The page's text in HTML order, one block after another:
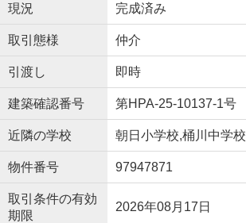
現況 完成済み
取引態様 仲介
引渡し 即時
建築確認番号 第HPA-25-10137-1号
近隣の学校 朝日小学校,桶川中学校
物件番号 97947871
取引条件の有効
期限
2026年08月17日